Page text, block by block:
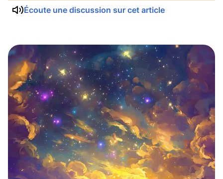
Écoute une discussion sur cet article